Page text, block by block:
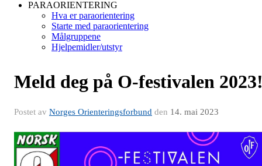
PARAORIENTERING
Hva er paraorientering
Starte med paraorientering
Målgruppene
Hjelpemidler/utstyr
Meld deg på O-festivalen
Postet av Norges Orienteringsforbund den 14. mai 2023